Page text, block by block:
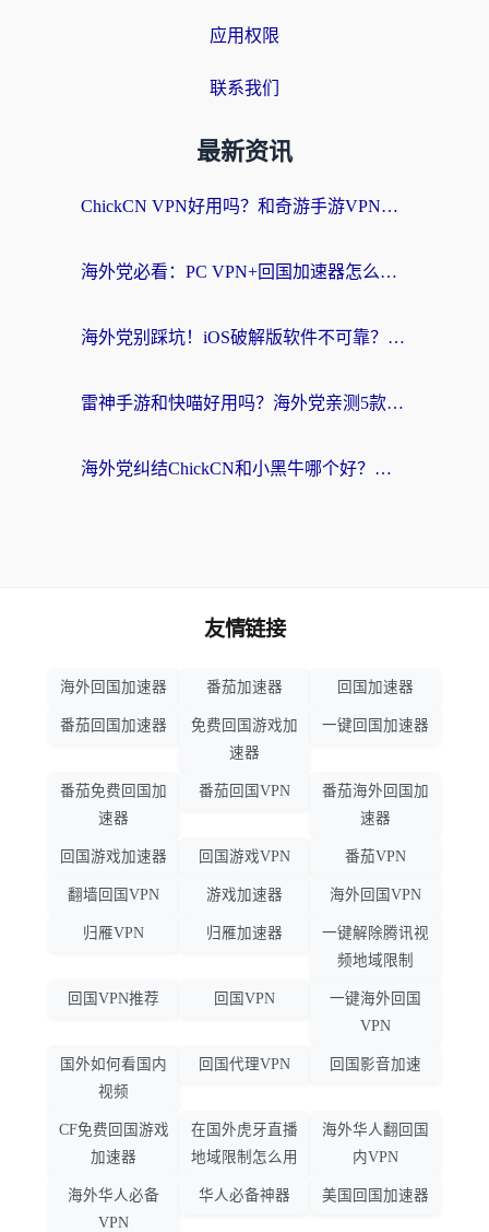
应用权限
联系我们
最新资讯
ChickCN VPN好用吗？和奇游手游VPN对比哪个回国效果更好？海外党亲测实用指南
海外党必看：PC VPN+回国加速器怎么选？无缝访问国内资源全攻略
海外党别踩坑！iOS破解版软件不可靠？教你选对回国加速器无缝看国内资源
雷神手游和快喵好用吗？海外党亲测5款回国加速器，附斧牛Bling对比+微信视频号解决办法
海外党纠结ChickCN和小黑牛哪个好？一篇帮你选对回国加速器的实用指南
友情链接
海外回国加速器 番茄加速器 回国加速器
番茄回国加速器
免费回国游戏加
速器
一键回国加速器
番茄免费回国加
速器
番茄回国VPN
番茄海外回国加
速器
回国游戏加速器 回国游戏VPN 番茄VPN
翻墙回国VPN 游戏加速器 海外回国VPN
归雁VPN 归雁加速器
一键解除腾讯视
频地域限制
回国VPN推荐 回国VPN
一键海外回国
VPN
国外如何看国内
视频
回国代理VPN 回国影音加速
CF免费回国游戏
加速器
在国外虎牙直播
地域限制怎么用
海外华人翻回国
内VPN
海外华人必备
VPN
华人必备神器 美国回国加速器